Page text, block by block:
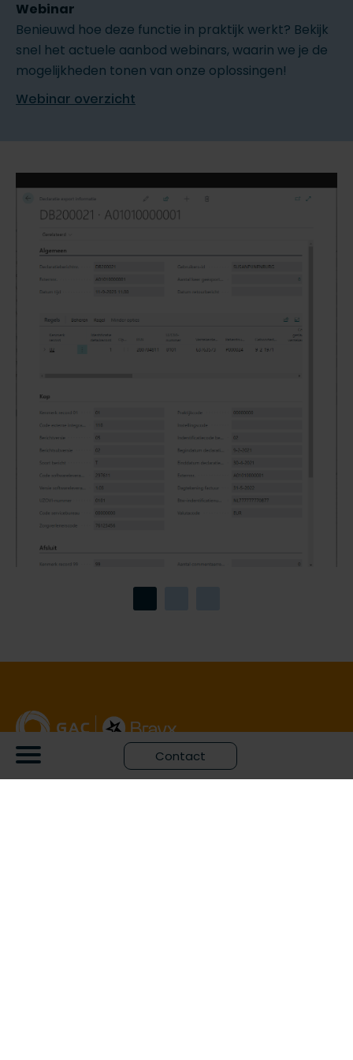
Contact
Webinar
Benieuwd hoe deze functie in praktijk werkt? Bekijk
snel het actuele aanbod webinars, waarin we je de
mogelijkheden tonen van onze oplossingen!
Webinar overzicht